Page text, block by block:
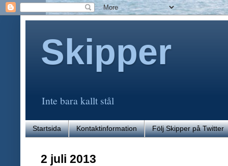
Skipper
Inte bara kallt stål
Startsida Kontaktinformation Följ Skipper på Twitter
2 juli 2013